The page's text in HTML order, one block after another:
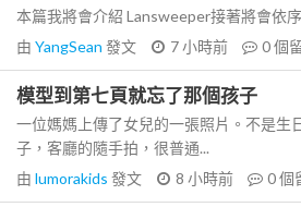
本篇我將會介紹 Lansweeper接著將會依
由 YangSean 發文 7 小時前 0個
模型到第七頁就忘了那個孩子
一位媽媽上傳了女兒的一張照片。不是生
子，客廳的隨手拍，很普通...
由 lumorakids 發文 8 小時前 0個